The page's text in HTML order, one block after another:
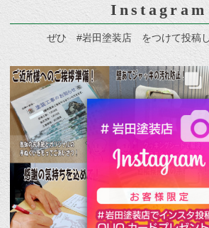
Instagram
ぜひ #岩田塗装店 をつけて投稿し